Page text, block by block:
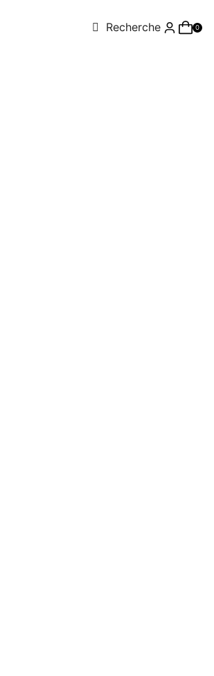
Recherche 0